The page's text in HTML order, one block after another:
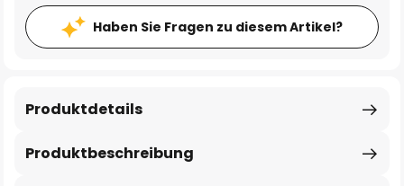
Haben Sie Fragen zu diesem Artikel?
Produktbeschreibung
Produktdetails